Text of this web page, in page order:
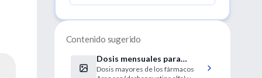
Contenido sugerido
Dosis mensuales para
controlar la anemia en
Dosis mayores de los fármacos